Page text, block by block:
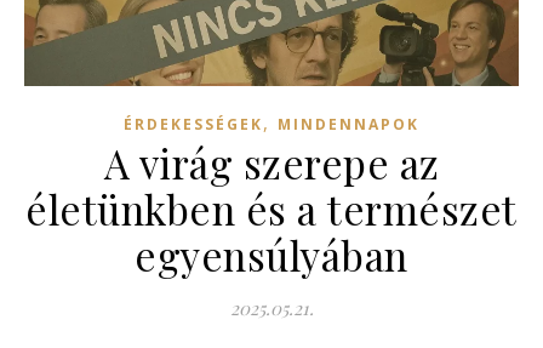
ÉRDEKESSÉGEK, MINDENNAPOK
A virág szerepe az
életünkben és a természet
egyensúlyában
2025.05.21.